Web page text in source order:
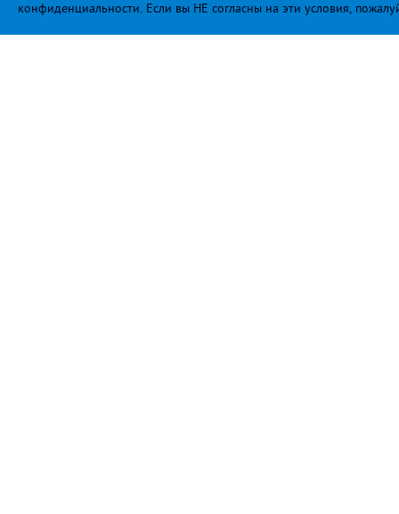
конфиденциальности. Если вы НЕ согласны на эти условия,